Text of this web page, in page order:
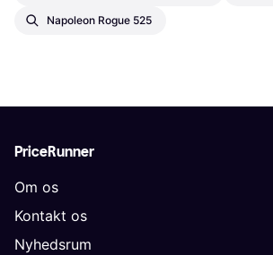
Napoleon Rogue 525
PriceRunner
Om os
Kontakt os
Nyhedsrum